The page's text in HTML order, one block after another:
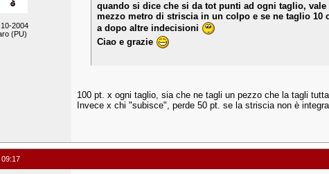
2004
(PU)
quando si dice che si da tot punti ad ogni taglio,
mezzo metro di striscia in un colpo e se ne taglio
a dopo altre indecisioni
Ciao e grazie
100 pt. x ogni taglio, sia che ne tagli un pezzo che la tagli
Invece x chi "subisce", perde 50 pt. se la striscia non è